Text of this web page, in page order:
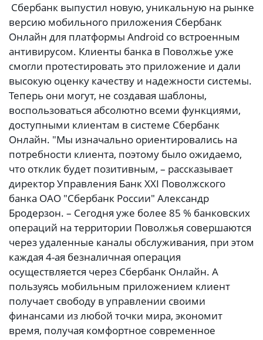
Сбербанк выпустил новую, уникальную на рынке
версию мобильного приложения Сбербанк
Онлайн для платформы Android со встроенным
антивирусом. Клиенты банка в Поволжье уже
смогли протестировать это приложение и дали
высокую оценку качеству и надежности системы.
Теперь они могут, не создавая шаблоны,
воспользоваться абсолютно всеми функциями,
доступными клиентам в системе Сбербанк
Онлайн. "Мы изначально ориентировались на
потребности клиента, поэтому было ожидаемо,
что отклик будет позитивным, – рассказывает
директор Управления Банк XXI Поволжского
банка ОАО "Сбербанк России" Александр
Бродерзон. – Сегодня уже более 85 % банковских
операций на территории Поволжья совершаются
через удаленные каналы обслуживания, при этом
каждая 4-ая безналичная операция
осуществляется через Сбербанк Онлайн. А
пользуясь мобильным приложением клиент
получает свободу в управлении своими
финансами из любой точки мира, экономит
время, получая комфортное современное